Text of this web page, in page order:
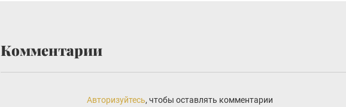
Комментарии
Авторизуйтесь, чтобы оставлять комментарии